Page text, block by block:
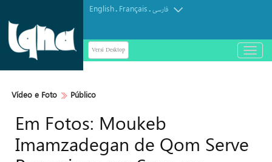
English. Français.فارسی
Versi Desktop
باز
و
Vídeo e Foto Público
Em Fotos: Moukeb
Imamzadegan de Qom Serve